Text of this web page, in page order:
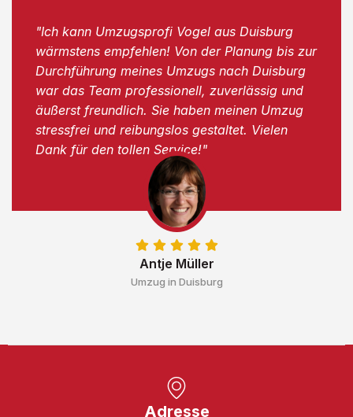
Antje Müller
Umzug in Duisburg
"Ich kann Umzugsprofi Vogel aus Duisburg
wärmstens empfehlen! Von der Planung bis zur
Durchführung meines Umzugs nach Duisburg
war das Team professionell, zuverlässig und
äußerst freundlich. Sie haben meinen Umzug
stressfrei und reibungslos gestaltet. Vielen
Dank für den tollen Service!"
Adresse